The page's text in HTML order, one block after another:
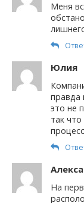
Меня
Юлия
правда
это не
так
На